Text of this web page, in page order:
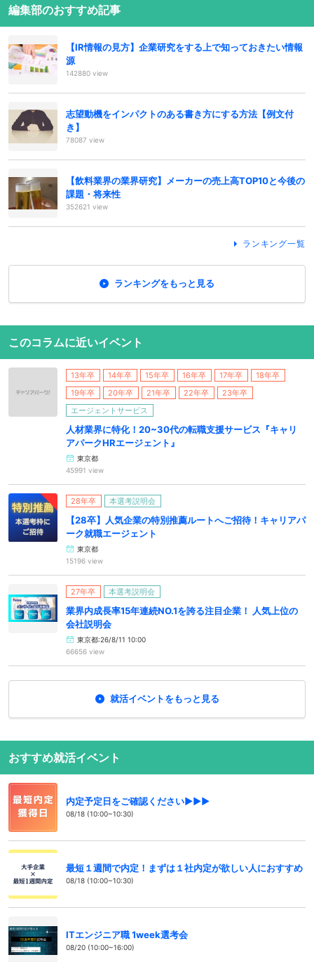
編集部のおすすめ記事
【IR情報の見方】企業研究をする上で知っておきたい情報
源
142880 view
志望動機をインパクトのある書き方にする方法【例文付
き】
78087 view
【飲料業界の業界研究】メーカーの売上高TOP10と今後の
課題・将来性
352621 view
ランキング一覧
ランキングをもっと見る
このコラムに近いイベント
13年卒 14年卒 15年卒 16年卒 17年卒
18年卒
19年卒
20年卒 21年卒 22年卒
23年卒
エージェントサービス
人材業界に特化！20~30代の転職支援サービス『キャリ
アパークHRエージェント』
東京都
45991 view
28年卒 本選考説明会
【28卒】人気企業の特別推薦ルートへご招待！キャリアパ
ーク就職エージェント
東京都
15196 view
27年卒 本選考説明会
業界内成長率15年連続NO.1を誇る注目企業！ 人気上位の
会社説明会
東京都:26/8/11 10:00
66656 view
就活イベントをもっと見る
おすすめ就活イベント
内定予定日をご確認ください▶▶▶
08/18 (10:00~10:30)
最短１週間で内定！まずは１社内定が欲しい人におすすめ
08/18 (10:00~10:30)
ITエンジニア職 1week選考会
08/20 (10:00~16:00)